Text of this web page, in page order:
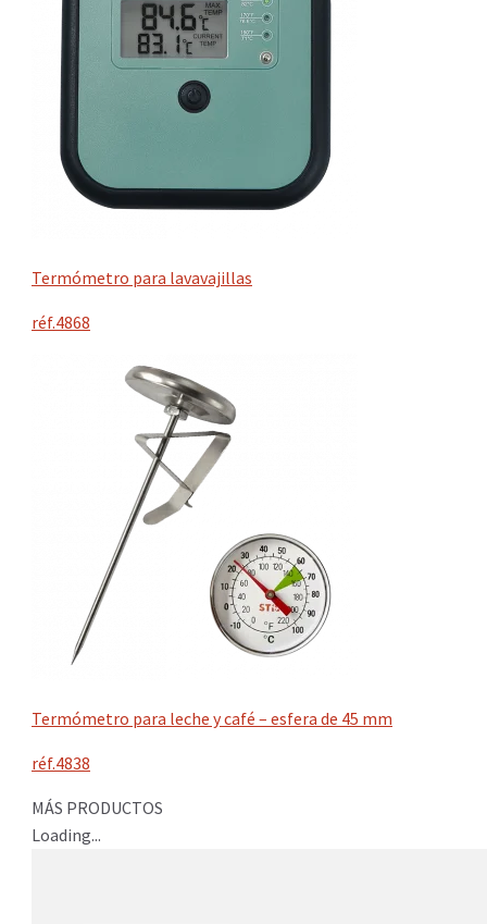
Termómetro para lavavajillas
réf.4868
Termómetro para leche y café – esfera de 45 mm
réf.4838
MÁS PRODUCTOS
Loading...